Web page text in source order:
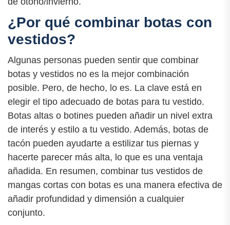
¿Por qué combinar botas con
vestidos?
Algunas personas pueden sentir que combinar
botas y vestidos no es la mejor combinación
posible. Pero, de hecho, lo es. La clave está en
elegir el tipo adecuado de botas para tu vestido.
Botas altas o botines pueden añadir un nivel extra
de interés y estilo a tu vestido. Además, botas de
tacón pueden ayudarte a estilizar tus piernas y
hacerte parecer más alta, lo que es una ventaja
añadida. En resumen, combinar tus vestidos de
mangas cortas con botas es una manera efectiva de
añadir profundidad y dimensión a cualquier
conjunto.